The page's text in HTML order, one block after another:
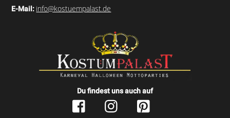
E-Mail: info@kostuempalast.de
Du findest uns auch auf